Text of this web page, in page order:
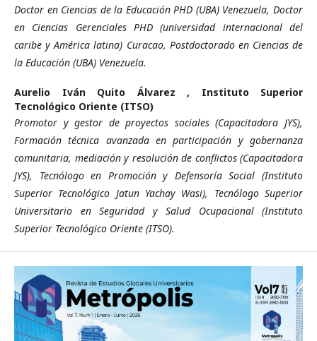
Doctor en Ciencias de la Educación PHD (UBA) Venezuela, Doctor
en Ciencias Gerenciales PHD (universidad internacional del
caribe y América latina) Curacao, Postdoctorado en Ciencias de
la Educación (UBA) Venezuela.
Aurelio Iván Quito Álvarez , Instituto Superior
Tecnológico Oriente (ITSO)
Promotor y gestor de proyectos sociales (Capacitadora JYS),
Formación técnica avanzada en participación y gobernanza
comunitaria, mediación y resolución de conflictos (Capacitadora
JYS), Tecnólogo en Promoción y Defensoría Social (Instituto
Superior Tecnológico Jatun Yachay Wasi), Tecnólogo Superior
Universitario en Seguridad y Salud Ocupacional (Instituto
Superior Tecnológico Oriente (ITSO).